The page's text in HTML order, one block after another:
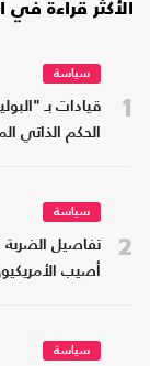
الأكثر قراءة
1
سياسة
قيادات بـ
الحكم الذاتي
2
سياسة
تفاصيل الضربة
أصيب
سياسة